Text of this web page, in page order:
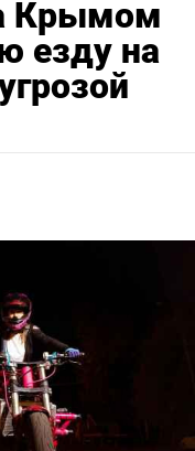
Крымом
езду на